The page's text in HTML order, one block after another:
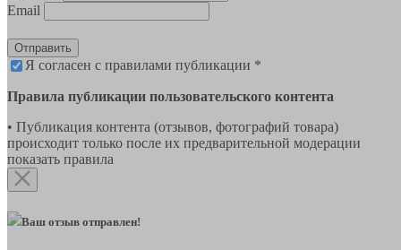
Email
Отправить
Я согласен с правилами публикации *
Правила публикации пользовательского контента
• Публикация контента (отзывов, фотографий товара)
происходит только после их предварительной модерации
показать правила
Ваш отзыв отправлен!